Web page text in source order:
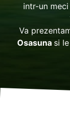
intr-un
Va
Osasuna si